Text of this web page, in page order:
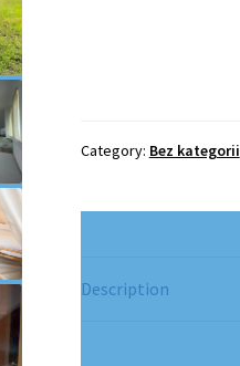
Category: Bez kategorii
Description